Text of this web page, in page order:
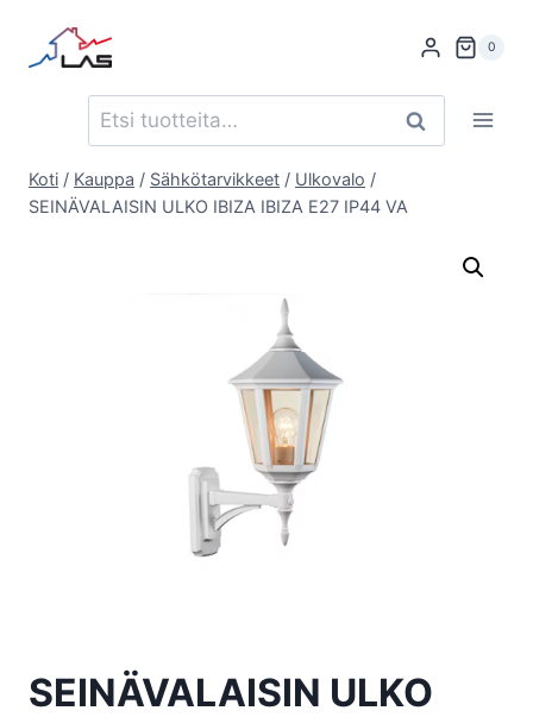
sisältöön
0
Etsi: Haku
Koti / Kauppa / Sähkötarvikkeet / Ulkovalo /
SEINÄVALAISIN ULKO IBIZA IBIZA E27 IP44 VA
SEINÄVALAISIN ULKO